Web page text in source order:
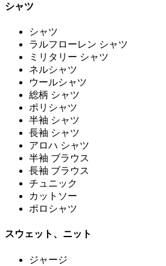
シャツ
シャツ
ラルフローレン シャツ
ミリタリー シャツ
ネルシャツ
ウールシャツ
総柄 シャツ
ポリシャツ
半袖 シャツ
長袖 シャツ
アロハ シャツ
半袖 ブラウス
長袖 ブラウス
チュニック
カットソー
ポロシャツ
スウェット、ニット
ジャージ